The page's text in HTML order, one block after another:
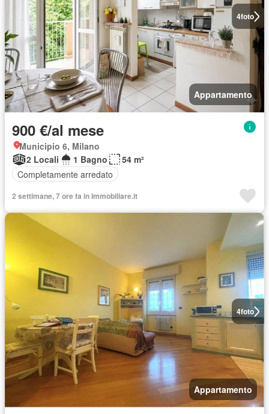
4foto
Appartamento
900 €/al mese
Municipio 6, Milano
2 Locali
1 Bagno
54 m²
Completamente arredato
2 settimane, 7 ore fa in Immobiliare.it
4foto
Appartamento